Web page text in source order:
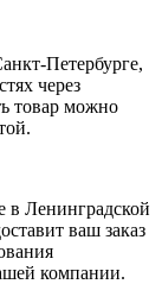
Петербурге,
через
товар можно
в Ленинградской
ваш заказ
компании.